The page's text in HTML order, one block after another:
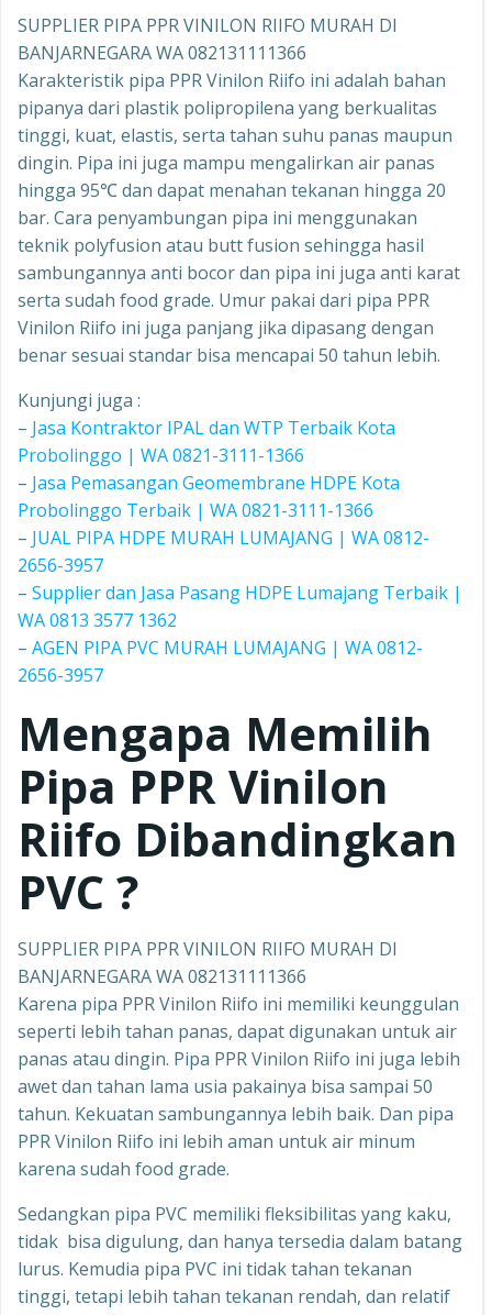
SUPPLIER PIPA PPR VINILON RIIFO MURAH DI
BANJARNEGARA WA 082131111366
Karakteristik pipa PPR Vinilon Riifo ini adalah bahan
pipanya dari plastik polipropilena yang berkualitas
tinggi, kuat, elastis, serta tahan suhu panas maupun
dingin. Pipa ini juga mampu mengalirkan air panas
hingga 95℃ dan dapat menahan tekanan hingga 20
bar. Cara penyambungan pipa ini menggunakan
teknik polyfusion atau butt fusion sehingga hasil
sambungannya anti bocor dan pipa ini juga anti karat
serta sudah food grade. Umur pakai dari pipa PPR
Vinilon Riifo ini juga panjang jika dipasang dengan
benar sesuai standar bisa mencapai 50 tahun lebih.
Kunjungi juga :
– Jasa Kontraktor IPAL dan WTP Terbaik Kota
Probolinggo | WA 0821-3111-1366
– Jasa Pemasangan Geomembrane HDPE Kota
Probolinggo Terbaik | WA 0821-3111-1366
– JUAL PIPA HDPE MURAH LUMAJANG | WA 0812-
2656-3957
– Supplier dan Jasa Pasang HDPE Lumajang Terbaik |
WA 0813 3577 1362
– AGEN PIPA PVC MURAH LUMAJANG | WA 0812-
2656-3957
Mengapa Memilih
Pipa PPRVinilon
Riifo Dibandingkan
PVC ?
SUPPLIER PIPA PPR VINILON RIIFO MURAH DI
BANJARNEGARA WA 082131111366
Karena pipa PPR Vinilon Riifo ini memiliki keunggulan
seperti lebih tahan panas, dapat digunakan untuk air
panas atau dingin. Pipa PPR Vinilon Riifo ini juga lebih
awet dan tahan lama usia pakainya bisa sampai 50
tahun. Kekuatan sambungannya lebih baik. Dan pipa
PPR Vinilon Riifo ini lebih aman untuk air minum
karena sudah food grade.
Sedangkan pipa PVC memiliki fleksibilitas yang kaku,
tidak bisa digulung, dan hanya tersedia dalam batang
lurus. Kemudia pipa PVC ini tidak tahan tekanan
tinggi, tetapi lebih tahan tekanan rendah, dan relatif